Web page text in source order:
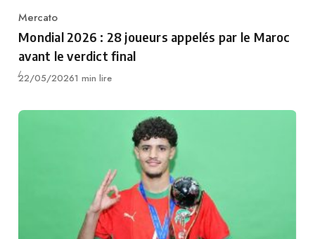
Category
Mercato
Mondial 2026 : 28 joueurs appelés par le Maroc
avant le verdict final
Publié
22/05/20261 min lire